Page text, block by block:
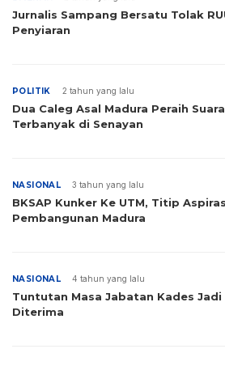
Jurnalis Sampang Bersatu Tolak
Penyiaran
POLITIK 2 tahun yang lalu
Dua Caleg Asal Madura Peraih Suara
Terbanyak di Senayan
NASIONAL 3 tahun yang lalu
BKSAP Kunker Ke UTM, Titip
Pembangunan Madura
NASIONAL 4 tahun yang lalu
Tuntutan Masa Jabatan Kades Jadi
Diterima